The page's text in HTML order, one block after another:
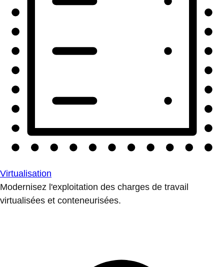
Virtualisation
Modernisez l'exploitation des charges de travail
virtualisées et conteneurisées.